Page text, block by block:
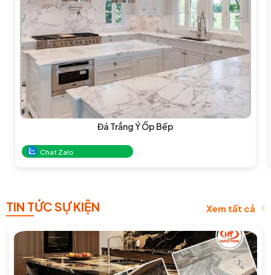
Đá Trắng Ý Ốp Bếp
Chat Zalo
TIN TỨC SỰ KIỆN Xem tất cả